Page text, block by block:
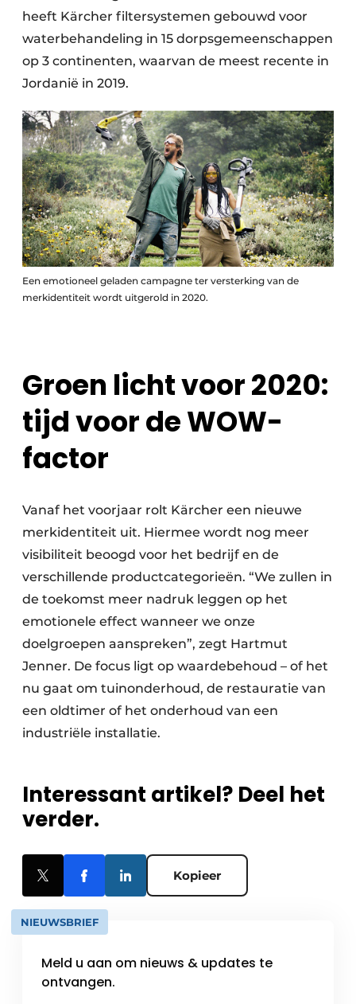
heeft Kärcher filtersystemen gebouwd voor
waterbehandeling in 15 dorpsgemeenschappen
op 3 continenten, waarvan de meest recente in
Jordanië in 2019.
Een emotioneel geladen campagne ter versterking van de
merkidentiteit wordt uitgerold in 2020.
Groen licht voor 2020:
tijd voor de WOW-
factor
Vanaf het voorjaar rolt Kärcher een nieuwe
merkidentiteit uit. Hiermee wordt nog meer
visibiliteit beoogd voor het bedrijf en de
verschillende productcategorieën. “We zullen in
de toekomst meer nadruk leggen op het
emotionele effect wanneer we onze
doelgroepen aanspreken”, zegt Hartmut
Jenner. De focus ligt op waardebehoud – of het
nu gaat om tuinonderhoud, de restauratie van
een oldtimer of het onderhoud van een
industriële installatie.
Interessant artikel? Deel het
verder.
Kopieer
NIEUWSBRIEF
Meld u aan om nieuws & updates te
ontvangen.